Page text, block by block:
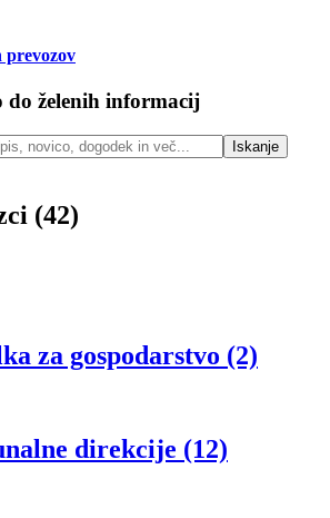
prevozov
želenih informacij
Iskanje
(42)
za gospodarstvo (2)
direkcije (12)